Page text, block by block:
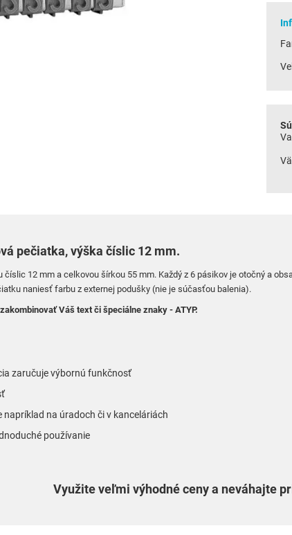
pečiatka, výška číslic 12 mm.
12 mm a celkovou šírkou 55 mm. Každý z 6 pásikov je otočný a
naniesť farbu z externej podušky (nie je súčasťou balenia).
Váš text či špeciálne znaky - ATYP.
zaručuje výbornú funkčnosť
napríklad na úradoch či v kanceláriách
používanie
Využite veľmi výhodné ceny a neváhajte